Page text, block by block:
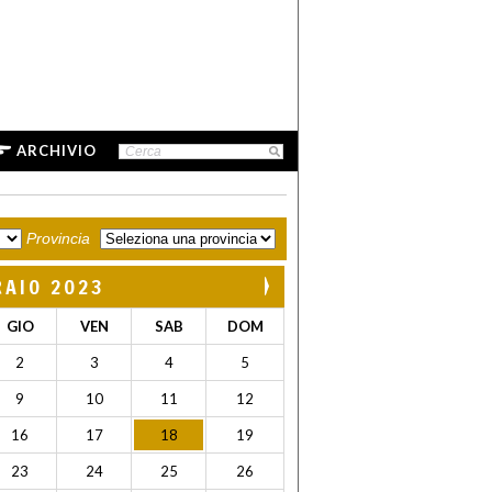
ARCHIVIO
Provincia
2023
GIO VEN SAB DOM
2 3 4 5
9 10 11 12
16 17 18 19
23 24 25 26